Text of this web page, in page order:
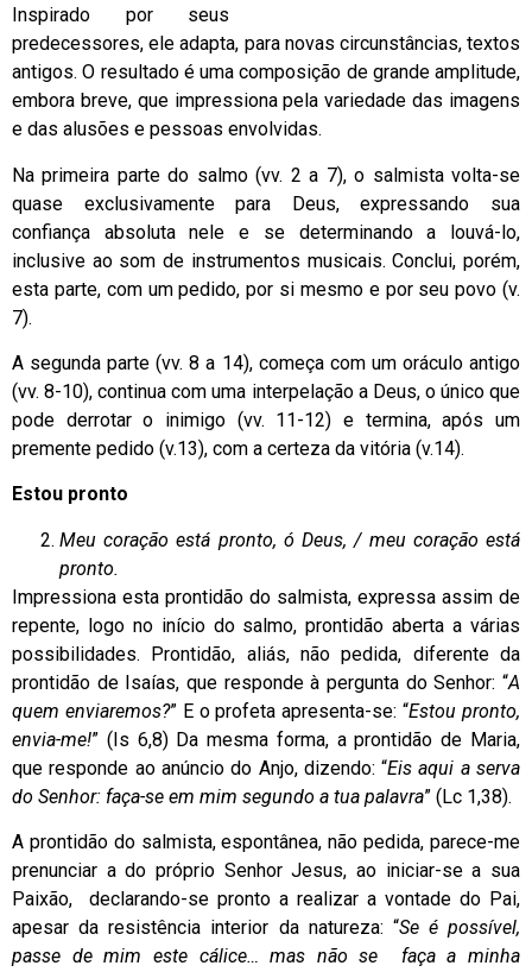
Inspirado por seus
predecessores, ele adapta, para novas circunstâncias, textos
antigos. O resultado é uma composição de grande amplitude,
embora breve, que impressiona pela variedade das imagens
e das alusões e pessoas envolvidas.
Na primeira parte do salmo (vv. 2 a 7), o salmista volta-se
quase exclusivamente para Deus, expressando sua
confiança absoluta nele e se determinando a louvá-lo,
inclusive ao som de instrumentos musicais. Conclui, porém,
esta parte, com um pedido, por si mesmo e por seu povo (v.
7).
A segunda parte (vv. 8 a 14), começa com um oráculo antigo
(vv. 8-10), continua com uma interpelação a Deus, o único que
pode derrotar o inimigo (vv. 11-12) e termina, após um
premente pedido (v.13), com a certeza da vitória (v.14).
Estou pronto
Meu coração está pronto, ó Deus, / meu coração está
pronto.
Impressiona esta prontidão do salmista, expressa assim de
repente, logo no início do salmo, prontidão aberta a várias
possibilidades. Prontidão, aliás, não pedida, diferente da
prontidão de Isaías, que responde à pergunta do Senhor: “A
quem enviaremos?” E o profeta apresenta-se: “Estou pronto,
envia-me!” (Is 6,8) Da mesma forma, a prontidão de Maria,
que responde ao anúncio do Anjo, dizendo: “Eis aqui a serva
do Senhor: faça-se em mim segundo a tua palavra” (Lc 1,38).
A prontidão do salmista, espontânea, não pedida, parece-me
prenunciar a do próprio Senhor Jesus, ao iniciar-se a sua
Paixão, declarando-se pronto a realizar a vontade do Pai,
apesar da resistência interior da natureza: “Se é possível,
passe de mim este cálice… mas não se faça a minha